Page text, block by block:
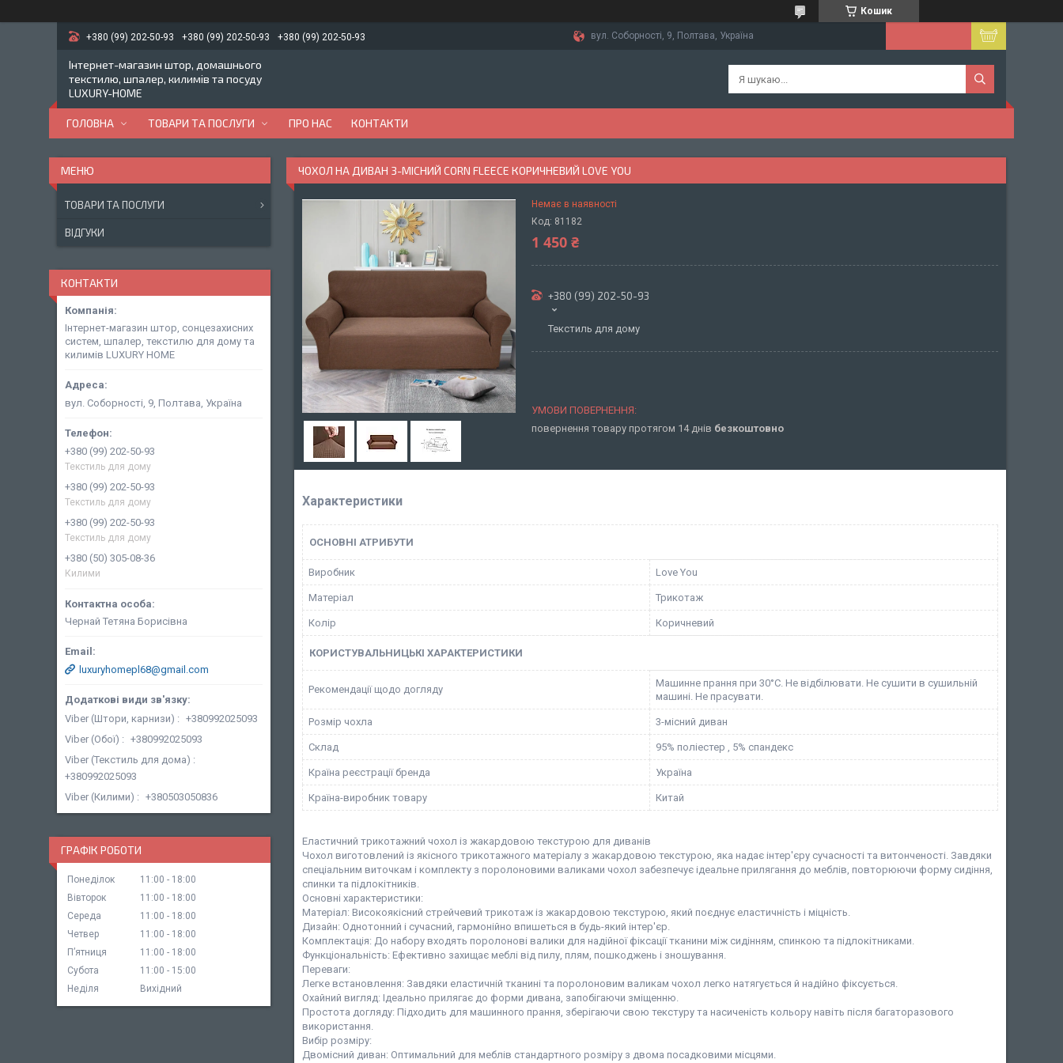
Кошик
+380 (99) 202-50-93 +380 (99) 202-50-93 +380 (99) 202-50-93 вул. Соборності, 9, Полтава, Україна
Інтернет-магазин штор, домашнього
текстилю, шпалер, килимів та посуду
LUXURY-HOME
ГОЛОВНА ТОВАРИ ТА ПОСЛУГИ ПРО НАС КОНТАКТИ
ЧОХОЛ НА ДИВАН 3-МІСНИЙ CORN FLEECE КОРИЧНЕВИЙ LOVE YOU
Немає в наявності
Код: 81182
1 450 ₴
+380 (99) 202-50-93
Текстиль для дому
повернення товару протягом 14 днів безкоштовно
Характеристики
ОСНОВНІ АТРИБУТИ
Виробник Love You
Матеріал Трикотаж
Колір Коричневий
КОРИСТУВАЛЬНИЦЬКІ ХАРАКТЕРИСТИКИ
Рекомендації щодо догляду
Машинне прання при 30°C. Не відбілювати. Не сушити в сушильній
машині. Не прасувати.
Розмір чохла 3-місний диван
Склад 95% поліестер , 5% спандекс
Країна реєстрації бренда Україна
Країна-виробник товару Китай
Еластичний трикотажний чохол із жакардовою текстурою для диванів
Чохол виготовлений із якісного трикотажного матеріалу з жакардовою текстурою, яка надає інтер'єру сучасності та витонченості. Завдяки
спеціальним виточкам і комплекту з поролоновими валиками чохол забезпечує ідеальне прилягання до меблів, повторюючи форму сидіння,
спинки та підлокітників.
Основні характеристики:
Матеріал: Високоякісний стрейчевий трикотаж із жакардовою текстурою, який поєднує еластичність і міцність.
Дизайн: Однотонний і сучасний, гармонійно впишеться в будь-який інтер'єр.
Комплектація: До набору входять поролонові валики для надійної фіксації тканини між сидінням, спинкою та підлокітниками.
Функціональність: Ефективно захищає меблі від пилу, плям, пошкоджень і зношування.
Переваги:
Легке встановлення: Завдяки еластичній тканині та поролоновим валикам чохол легко натягується й надійно фіксується.
Охайний вигляд: Ідеально прилягає до форми дивана, запобігаючи зміщенню.
Простота догляду: Підходить для машинного прання, зберігаючи свою текстуру та насиченість кольору навіть після багаторазового
використання.
Вибір розміру:
Двомісний диван: Оптимальний для меблів стандартного розміру з двома посадковими місцями.
ТОВАРИ ТА ПОСЛУГИ
ВІДГУКИ
КОНТАКТИ
Інтернет-магазин штор, сонцезахисних
систем, шпалер, текстилю для дому та
килимів LUXURY HOME
вул. Соборності, 9, Полтава, Україна
+380 (99) 202-50-93
Текстиль для дому
+380 (99) 202-50-93
Текстиль для дому
+380 (99) 202-50-93
Текстиль для дому
+380 (50) 305-08-36
Килими
Чернай Тетяна Борисівна
luxuryhomepl68@gmail.com
Viber (Штори, карнизи)
+380992025093
Viber (Обої)
+380992025093
Viber (Текстиль для дома)
+380992025093
Viber (Килими)
+380503050836
ГРАФІК РОБОТИ
Понеділок 11:00
18:00
Вівторок
11:00
18:00
Середа
11:00
18:00
Четвер
11:00
18:00
Пʼятниця
11:00
18:00
Субота
11:00
15:00
Неділя
Вихідний